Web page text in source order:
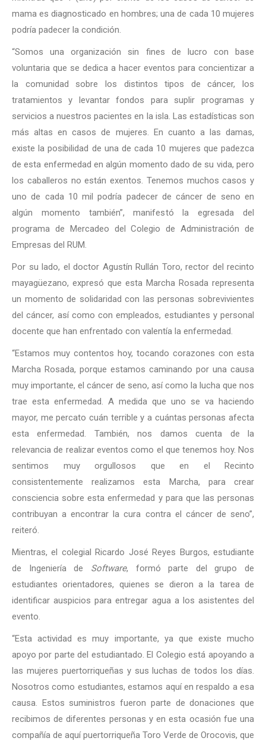
mama es diagnosticado en hombres; una de cada 10 mujeres
podría padecer la condición.
“Somos una organización sin fines de lucro con base
voluntaria que se dedica a hacer eventos para concientizar a
la comunidad sobre los distintos tipos de cáncer, los
tratamientos y levantar fondos para suplir programas y
servicios a nuestros pacientes en la isla. Las estadísticas son
más altas en casos de mujeres. En cuanto a las damas,
existe la posibilidad de una de cada 10 mujeres que padezca
de esta enfermedad en algún momento dado de su vida, pero
los caballeros no están exentos. Tenemos muchos casos y
uno de cada 10 mil podría padecer de cáncer de seno en
algún momento también”, manifestó la egresada del
programa de Mercadeo del Colegio de Administración de
Empresas del RUM.
Por su lado, el doctor Agustín Rullán Toro, rector del recinto
mayagüezano, expresó que esta Marcha Rosada representa
un momento de solidaridad con las personas sobrevivientes
del cáncer, así como con empleados, estudiantes y personal
docente que han enfrentado con valentía la enfermedad.
“Estamos muy contentos hoy, tocando corazones con esta
Marcha Rosada, porque estamos caminando por una causa
muy importante, el cáncer de seno, así como la lucha que nos
trae esta enfermedad. A medida que uno se va haciendo
mayor, me percato cuán terrible y a cuántas personas afecta
esta enfermedad. También, nos damos cuenta de la
relevancia de realizar eventos como el que tenemos hoy. Nos
sentimos muy orgullosos que en el Recinto
consistentemente realizamos esta Marcha, para crear
consciencia sobre esta enfermedad y para que las personas
contribuyan a encontrar la cura contra el cáncer de seno”,
reiteró.
Mientras, el colegial Ricardo José Reyes Burgos, estudiante
de Ingeniería de Software, formó parte del grupo de
estudiantes orientadores, quienes se dieron a la tarea de
identificar auspicios para entregar agua a los asistentes del
evento.
“Esta actividad es muy importante, ya que existe mucho
apoyo por parte del estudiantado. El Colegio está apoyando a
las mujeres puertorriqueñas y sus luchas de todos los días.
Nosotros como estudiantes, estamos aquí en respaldo a esa
causa. Estos suministros fueron parte de donaciones que
recibimos de diferentes personas y en esta ocasión fue una
compañía de aquí puertorriqueña Toro Verde de Orocovis, que